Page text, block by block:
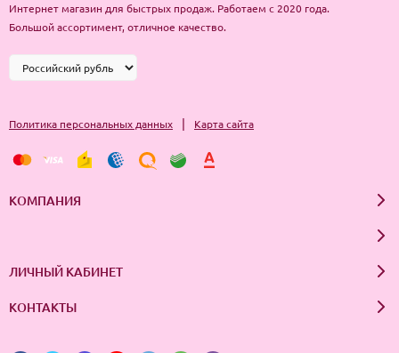
Интернет магазин для быстрых продаж. Работаем с 2020 года.
Большой ассортимент, отличное качество.
Политика персональных данных | Карта сайта
КОМПАНИЯ
ЛИЧНЫЙ КАБИНЕТ
КОНТАКТЫ